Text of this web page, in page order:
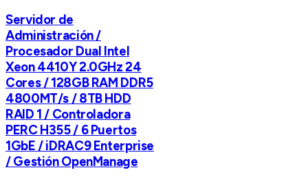
Servidor de
Administración /
Procesador Dual Intel
Xeon 4410Y 2.0GHz 24
Cores / 128GB RAM DDR5
4800MT/s / 8TB HDD
RAID 1 / Controladora
PERC H355 / 6 Puertos
1GbE / iDRAC9 Enterprise
/ Gestión OpenManage